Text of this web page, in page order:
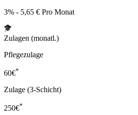
3% - 5,65 € Pro Monat
Zulagen (monatl.)
Pflegezulage
60€*
Zulage (3-Schicht)
250€*